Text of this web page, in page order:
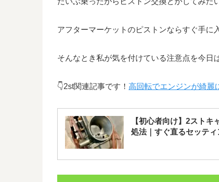
アフターマーケットのピストンならすぐ手に
そんなとき私が気を付けている注意点を今日
👇2st関連記事です！ 高回転でエンジンが綺麗
【初心者向け】2スト
処法｜すぐ直るセッティ